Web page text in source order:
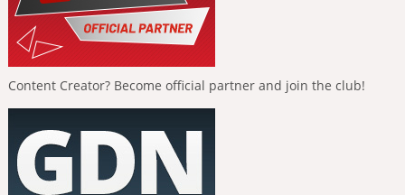
Content Creator? Become official partner and join the club!